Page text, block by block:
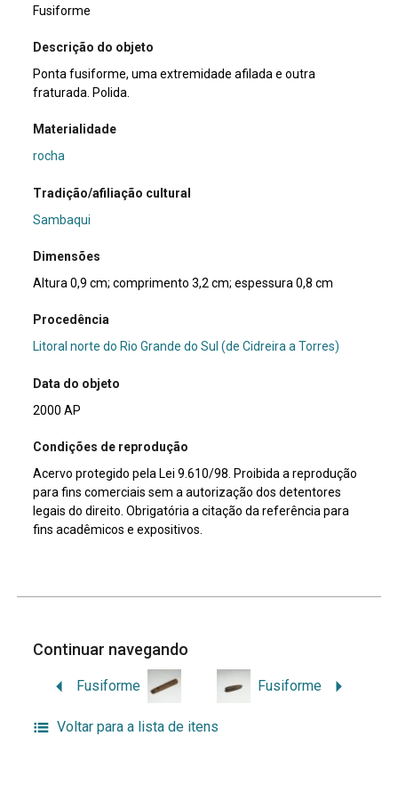
Fusiforme
Descrição do objeto
Ponta fusiforme, uma extremidade afilada e outra
fraturada. Polida.
Materialidade
rocha
Tradição/afiliação cultural
Sambaqui
Dimensões
Altura 0,9 cm; comprimento 3,2 cm; espessura 0,8 cm
Procedência
Litoral norte do Rio Grande do Sul (de Cidreira a Torres)
Data do objeto
2000 AP
Condições de reprodução
Acervo protegido pela Lei 9.610/98. Proibida a reprodução
para fins comerciais sem a autorização dos detentores
legais do direito. Obrigatória a citação da referência para
fins acadêmicos e expositivos.
Continuar navegando
Fusiforme Fusiforme
Voltar para a lista de itens